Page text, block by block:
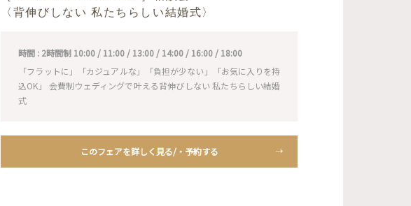
〈背伸びしない 私たちらしい結婚式〉
時間 : 2時間制 10:00 / 11:00 / 13:00 / 14:00 / 16:00 / 18:00
「フラットに」「カジュアルな」「負担が少ない」「お気に入りを持
込OK」 会費制ウェディングで叶える背伸びしない 私たちらしい結婚
式
このフェアを詳しく見る/・予約する